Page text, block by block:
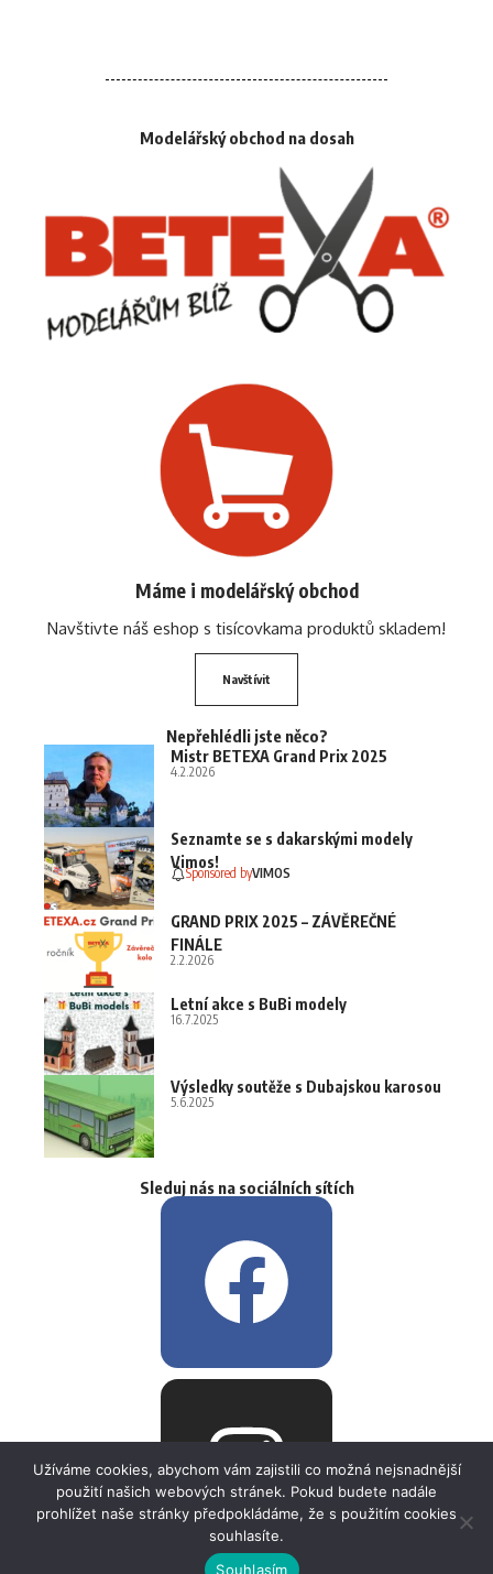
Modelářský obchod na dosah
Máme i modelářský obchod
Navštivte náš eshop s tisícovkama produktů skladem!
Navštívit
Nepřehlédli jste něco?
Mistr BETEXA Grand Prix 2025
4.2.2026
Seznamte se s dakarskými modely
Vimos!
Sponsored byVIMOS
GRAND PRIX 2025 – ZÁVĚREČNÉ
FINÁLE
2.2.2026
Letní akce s BuBi modely
16.7.2025
Výsledky soutěže s Dubajskou karosou
5.6.2025
Sleduj nás na sociálních sítích
Užíváme cookies, abychom vám zajistili co možná nejsnadnější
použití našich webových stránek. Pokud budete nadále
prohlížet naše stránky předpokládáme, že s použitím cookies
souhlasíte.
Souhlasím